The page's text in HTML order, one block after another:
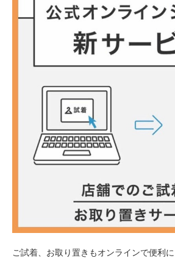
ご試着、お取り置きもオンラインで便利に